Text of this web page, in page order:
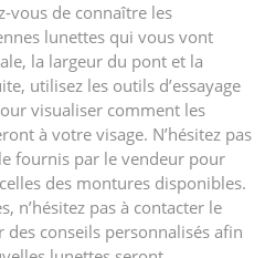
vous de connaître les
lunettes qui vous vont
la largeur du pont et la
utilisez les outils d’essayage
visualiser comment les
à votre visage. N’hésitez pas
fournis par le vendeur pour
des montures disponibles.
n’hésitez pas à contacter le
conseils personnalisés afin